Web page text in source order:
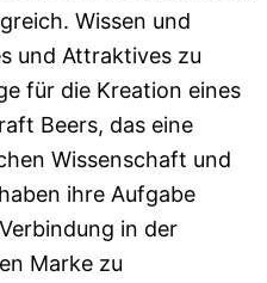
Wissen und
und Attraktives zu
für die Kreation eines
Beers, das eine
Wissenschaft und
ihre Aufgabe
in der
Marke zu